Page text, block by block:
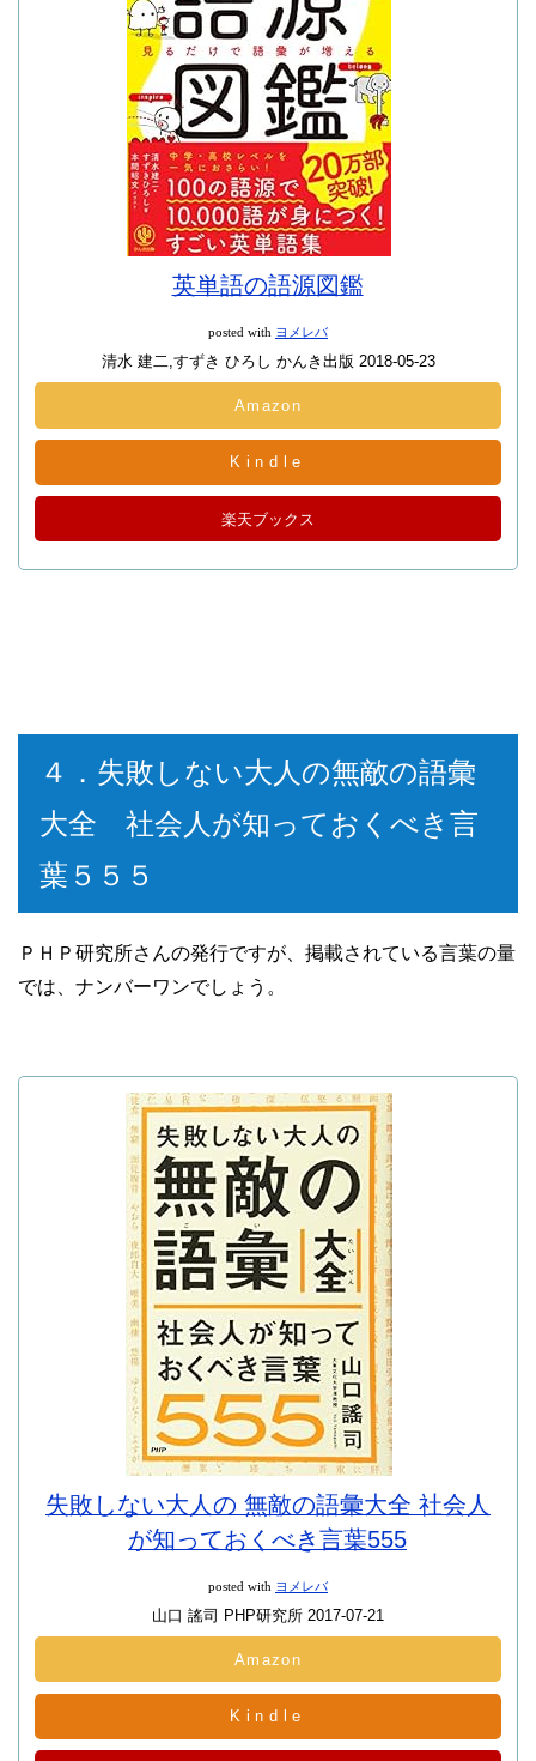
英単語の語源図鑑
posted with ヨメレバ
清水 建二,すずき ひろし かんき出版 2018-05-23
Amazon
Kindle
楽天ブックス
４．失敗しない大人の無敵の語彙
大全 社会人が知っておくべき言
葉５５５
ＰＨＰ研究所さんの発行ですが、掲載されている言葉の量
では、ナンバーワンでしょう。
失敗しない大人の 無敵の語彙大全 社会人
が知っておくべき言葉555
posted with ヨメレバ
山口 謠司 PHP研究所 2017-07-21
Amazon
Kindle